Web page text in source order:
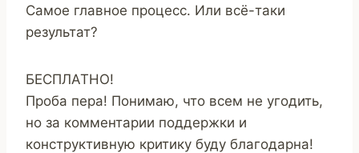
Самое главное процесс. Или всё-таки
результат?
БЕСПЛАТНО!
Проба пера! Понимаю, что всем не угодить,
но за комментарии поддержки и
конструктивную критику буду благодарна!